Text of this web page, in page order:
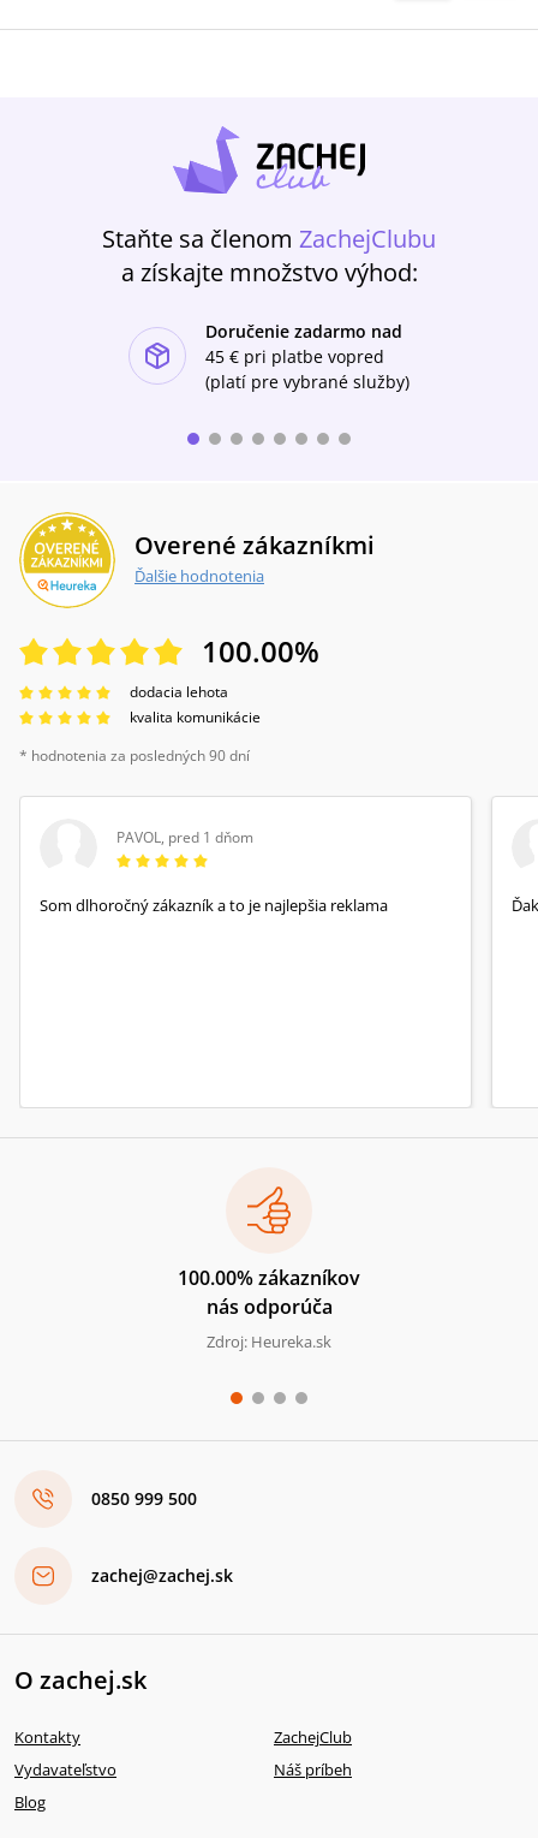
niekoľko zmien.
Staňte sa členom ZachejClubu
a získajte množstvo výhod:
Doručenie zadarmo nad
45 € pri platbe vopred
(platí pre vybrané služby)
Overené zákazníkmi
Ďalšie hodnotenia
100.00%
dodacia lehota
kvalita komunikácie
* hodnotenia za posledných 90 dní
PAVOL, pred 1 dňom
Som dlhoročný zákazník a to je najlepšia reklama
100.00% zákazníkov
nás odporúča
Zdroj: Heureka.sk
0850 999 500
zachej@zachej.sk
O zachej.sk
Kontakty
ZachejClub
Vydavateľstvo
Náš príbeh
Blog